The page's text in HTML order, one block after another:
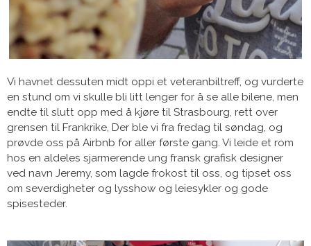
Vi havnet dessuten midt oppi et veteranbiltreff, og vurderte
en stund om vi skulle bli litt lenger for å se alle bilene, men
endte til slutt opp med å kjøre til Strasbourg, rett over
grensen til Frankrike, Der ble vi fra fredag til søndag, og
prøvde oss på Airbnb for aller første gang. Vi leide et rom
hos en aldeles sjarmerende ung fransk grafisk designer
ved navn Jeremy, som lagde frokost til oss, og tipset oss
om severdigheter og lysshow og leiesykler og gode
spisesteder.